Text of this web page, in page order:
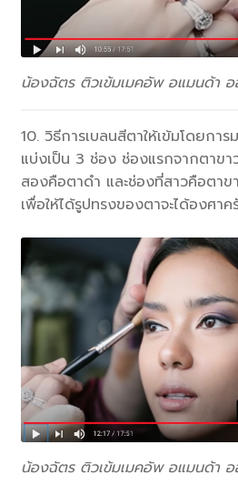
น้องฉัตร ติวเข้มเมคอัพ อแมนด้า
10. วิธีการเบลนสีตาให้เข้มโดยกา
แบ่งเป็น 3 ช่อง ช่องแรกจากตาข
สองคือตาดำ และช่องที่สาวคือตาข
เพื่อให้ได้รูปทรงของตาจะได้องศาค
น้องฉัตร ติวเข้มเมคอัพ อแมนด้า